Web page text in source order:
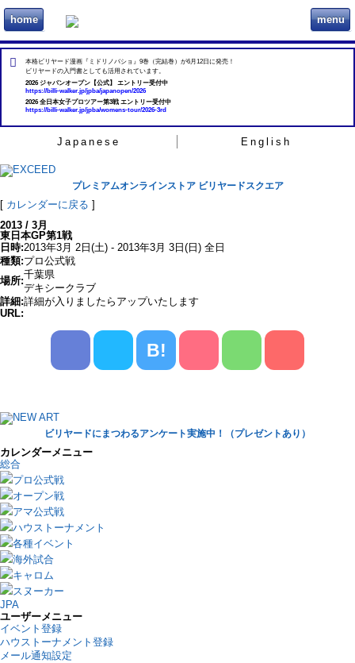
home ビリヲカ menu
本格ビリヤード漫画『ミドリノバショ』9巻（完結巻）が6月12日に発売！
ビリヤードの入門書としても活用されています。
2026 ジャパンオープン【公式】 エントリー受付中
https://billi-walker.jp/jpba/japanopen/2026
2026 全日本女子プロツアー第3戦 エントリー受付中
https://billi-walker.jp/jpba/womens-tour/2026-3rd
Japanese English
プレミアムオンラインストア ビリヤードスクエア
[ カレンダーに戻る ]
2013 / 3月
東日本GP第1戦
日時:2013年3月 2日(土) - 2013年3月 3日(日) 全日
種類:プロ公式戦
場所:
千葉県
デキシークラブ
詳細:詳細が入りましたらアップいたします
URL:
B!
ビリヤードにまつわるアンケート実施中！（プレゼントあり）
カレンダーメニュー
総合
プロ公式戦
オープン戦
アマ公式戦
ハウストーナメント
各種イベント
海外試合
キャロム
スヌーカー
JPA
ユーザーメニュー
イベント登録
ハウストーナメント登録
メール通知設定